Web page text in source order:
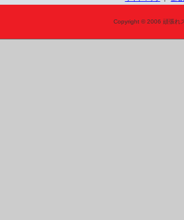
Copyright © 2006 頑張れ